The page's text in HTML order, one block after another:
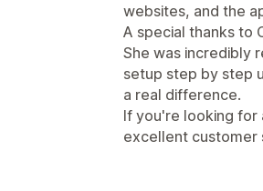
websites, and the
A special thanks to
She was incredibly
setup step by step
a real difference.
If you're looking for
excellent customer